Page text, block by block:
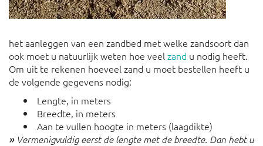
het aanleggen van een zandbed met welke zandsoort dan
ook moet u natuurlijk weten hoe veel zand u nodig heeft.
Om uit te rekenen hoeveel zand u moet bestellen heeft u
de volgende gegevens nodig:
Lengte, in meters
Breedte, in meters
Aan te vullen hoogte in meters (laagdikte)
»Vermenigvuldig eerst de lengte met de breedte. Dan hebt u